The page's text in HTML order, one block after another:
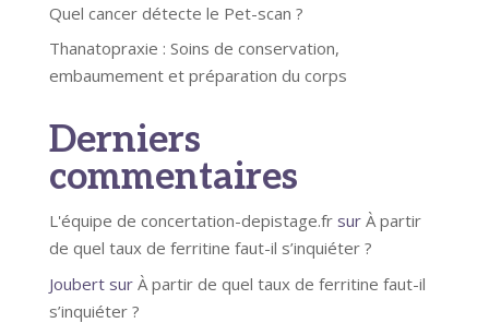
Quel cancer détecte le Pet-scan ?
Thanatopraxie : Soins de conservation,
embaumement et préparation du corps
Derniers
commentaires
L'équipe de concertation-depistage.frsur À partir
de quel taux de ferritine faut-il s’inquiéter ?
Joubertsur À partir de quel taux de ferritine faut-il
s’inquiéter ?